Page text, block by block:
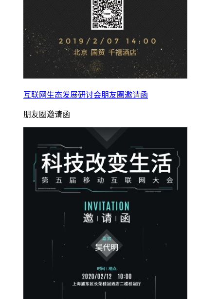
互联网生态发展研讨会朋友圈邀请函
朋友圈邀请函